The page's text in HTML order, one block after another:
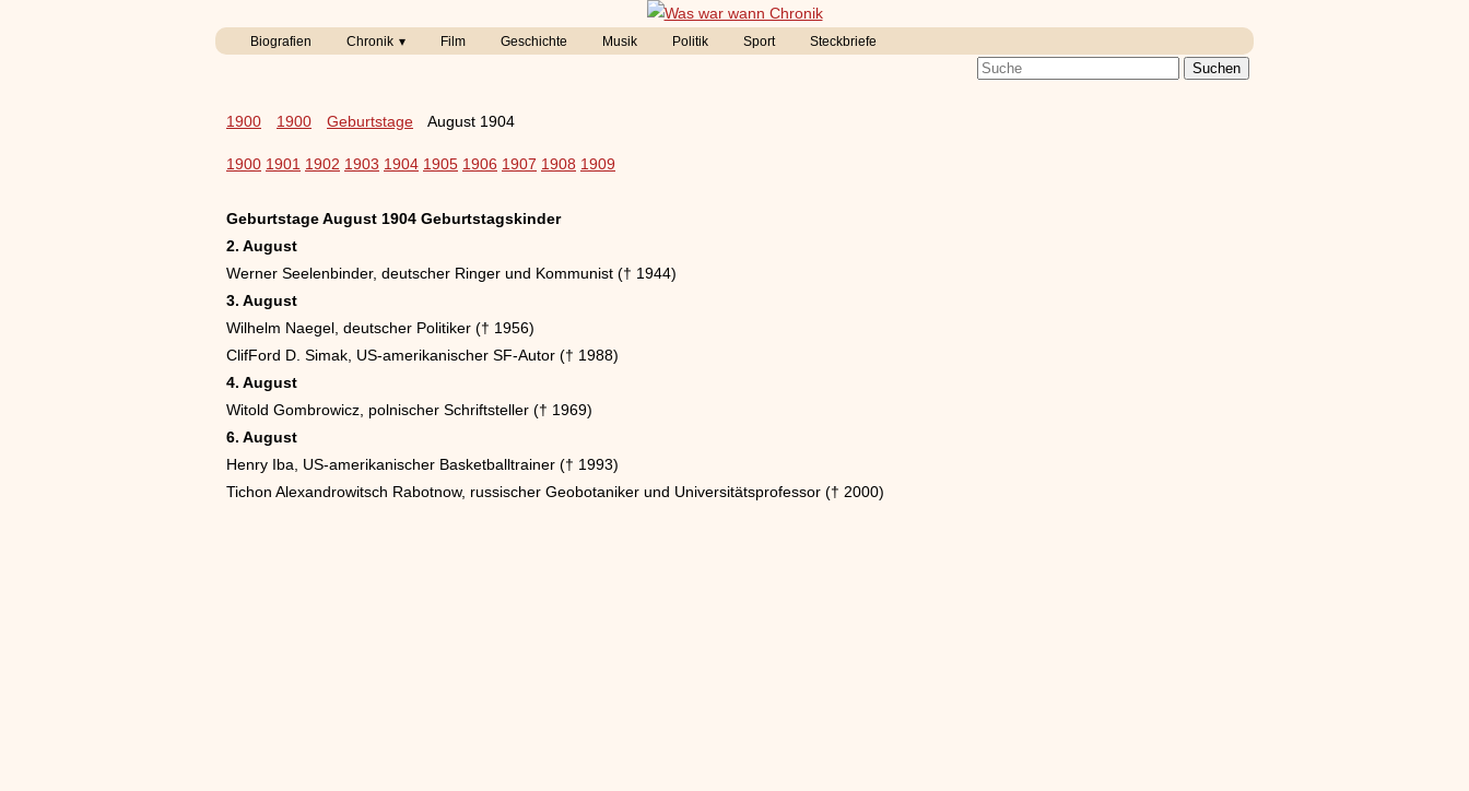
Biografien Chronik Film Geschichte Musik Politik Sport Steckbriefe
1900 1900 Geburtstage August 1904
1900 1901 1902 1903 1904 1905 1906 1907 1908 1909
Geburtstage August 1904 Geburtstagskinder
2. August
Werner Seelenbinder, deutscher Ringer und Kommunist († 1944)
3. August
Wilhelm Naegel, deutscher Politiker († 1956)
ClifFord D. Simak, US-amerikanischer SF-Autor († 1988)
4. August
Witold Gombrowicz, polnischer Schriftsteller († 1969)
6. August
Henry Iba, US-amerikanischer Basketballtrainer († 1993)
Tichon Alexandrowitsch Rabotnow, russischer Geobotaniker und Universitätsprofessor († 2000)